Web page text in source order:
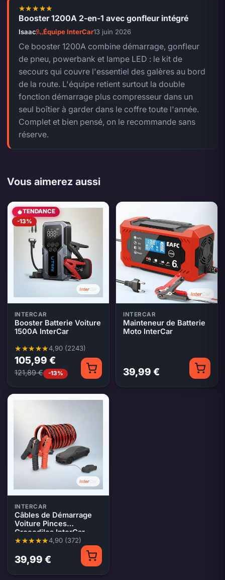
5 sur 5.
Booster 1200A 2-en-1 avec gonfleur intégré
Isaac Équipe InterCar13 juin 2026
Ce booster 1200A combine démarrage, gonfleur
de pneu, powerbank et lampe LED : le kit de
secours qui couvre l'essentiel des galères au bord
de la route. L'équipe retient surtout la double
fonction démarrage plus compresseur dans un
seul boîtier à garder dans le coffre toute l'année.
Complet et bien pensé, on le recommande sans
réserve.
Vous aimerez aussi
TENDANCE
-13%
INTERCAR
Booster Batterie Voiture
1500A InterCar
4,90 (2243)
Note moyenne 4,90 sur 5, 2243 évaluations
105,99 €
121,89 € -13%
INTERCAR
Mainteneur de Batterie
Moto InterCar
39,99 €
INTERCAR
Câbles de Démarrage
Voiture Pinces
Crocodiles InterCar
4,90 (372)
Note moyenne 4,90 sur 5, 372 évaluations
39,99 €